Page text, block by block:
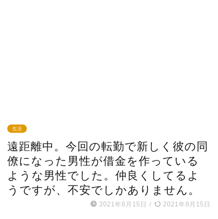
生活
遠距離中。今回の転勤で新しく彼の同
僚になった男性が借金を作っている
ような男性でした。仲良くしてるよ
うですが、不安でしかありません。
2021年8月15日 / 2021年8月15日